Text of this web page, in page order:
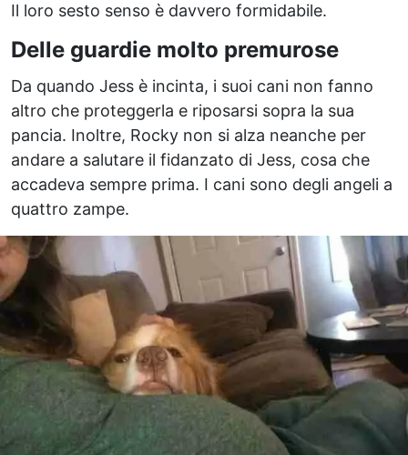
Il loro sesto senso è davvero formidabile.
Delle guardie molto premurose
Da quando Jess è incinta, i suoi cani non fanno
altro che proteggerla e riposarsi sopra la sua
pancia. Inoltre, Rocky non si alza neanche per
andare a salutare il fidanzato di Jess, cosa che
accadeva sempre prima. I cani sono degli angeli a
quattro zampe.